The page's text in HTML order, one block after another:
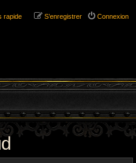
rapide Connexion
S’enregistrer